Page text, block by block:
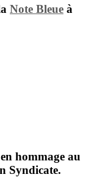
Note Bleue à
hommage au
Syndicate.